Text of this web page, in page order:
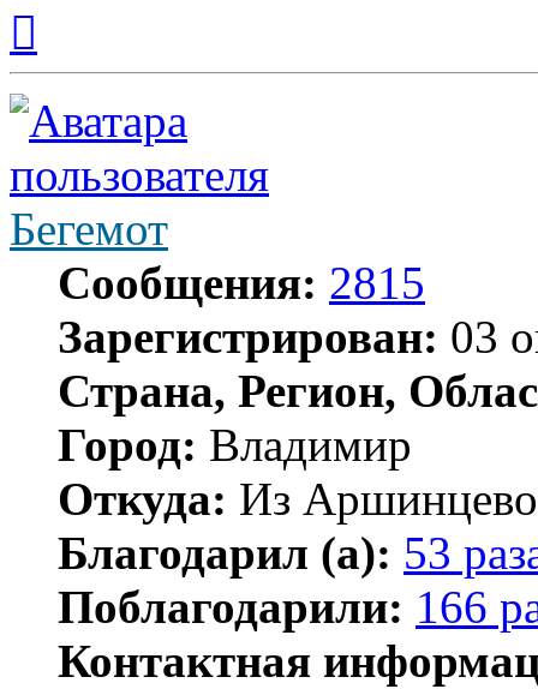
началу
Бегемот
Сообщения: 2815
Зарегистрирован: 03
Страна, Регион,
Город: Владимир
Откуда: Из
Благодарил (а): 53
Поблагодарили: 166
Контактная